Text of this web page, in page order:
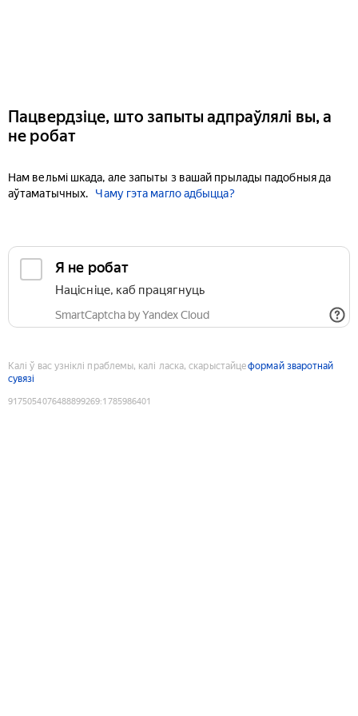
Пацвердзіце, што запыты адпраўлялі вы, а
не робат
Нам вельмі шкада, але запыты з вашай прылады падобныя да
аўтаматычных.
Чаму гэта магло адбыцца?
Я не робат
Націсніце, каб працягнуць
SmartCaptcha by Yandex Cloud
Калі ў вас узніклі праблемы, калі ласка, скарыстайцеформай зваротнай
сувязі
9175054076488899269:1785986401